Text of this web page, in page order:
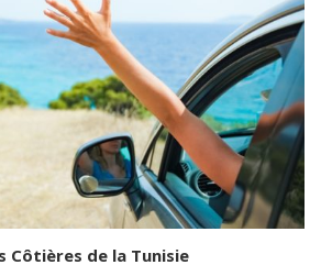
Côtières de la Tunisie